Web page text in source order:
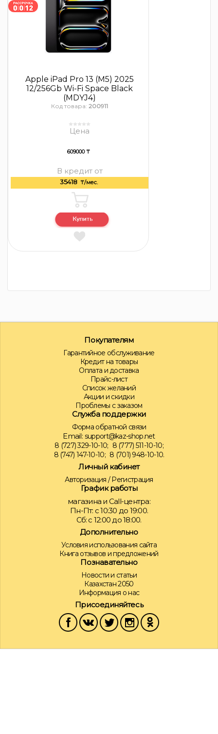
Apple iPad Pro 13 (M5) 2025
12/256Gb Wi-Fi Space Black
(MDYJ4)
Код товара: 200911
Цена
609000 ₸
В кредит от
35418 ₸/мес.
Покупателям
Гарантийное обслуживание
Кредит на товары
Оплата и доставка
Прайс-лист
Список желаний
Акции и скидки
Проблемы с заказом
Служба поддержки
Форма обратной связи
Email: support@kaz-shop.net
8 (727) 329-10-10; 8 (777) 511-10-10;
8 (747) 147-10-10; 8 (701) 948-10-10.
Личный кабинет
Авторизация /Регистрация
График работы
магазина и Call-центра:
Пн-Пт: с 10:30 до 19:00.
Сб: с 12:00 до 18:00.
Дополнительно
Условия использования сайта
Книга отзывов и предложений
Познавательно
Новости и статьи
Казахстан 2050
Информация о нас
Присоединяйтесь